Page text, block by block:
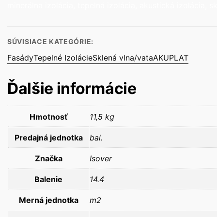
SÚVISIACE KATEGÓRIE:
FasádyTepelné IzolácieSklená vlna/vataAKUPLAT
Ďalšie informácie
Hmotnosť 11,5 kg
Predajná jednotka bal.
Značka Isover
Balenie 14.4
Merná jednotka m2